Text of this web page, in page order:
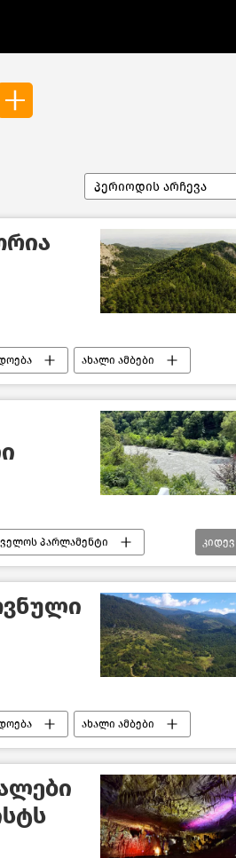
პერიოდის არჩევა
ახალი ამბები
პარლამენტი
მთავრობა
კიდევ
ახალი ამბები